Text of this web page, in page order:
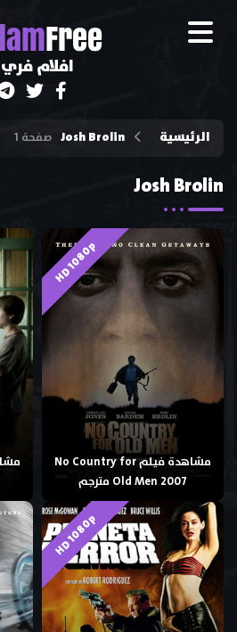
Free
افلام فري
الرئيسية Josh Brolin صفحة 1
Josh Brolin
HD 1080p
مشاهدة فيلم No Country for
Old Men 2007 مترجم
HD 1080p